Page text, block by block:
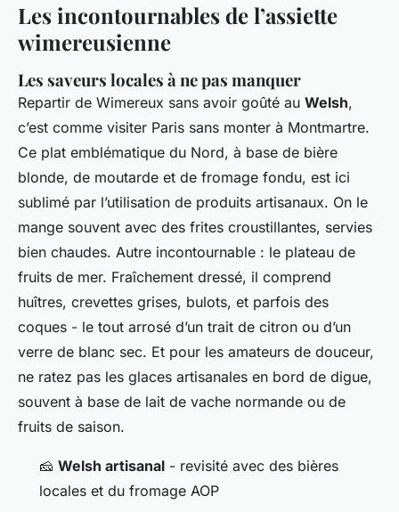
Les incontournables de l’assiette
wimereusienne
Les saveurs locales à ne pas manquer
Repartir de Wimereux sans avoir goûté au Welsh,
c’est comme visiter Paris sans monter à Montmartre.
Ce plat emblématique du Nord, à base de bière
blonde, de moutarde et de fromage fondu, est ici
sublimé par l’utilisation de produits artisanaux. On le
mange souvent avec des frites croustillantes, servies
bien chaudes. Autre incontournable : le plateau de
fruits de mer. Fraîchement dressé, il comprend
huîtres, crevettes grises, bulots, et parfois des
coques - le tout arrosé d’un trait de citron ou d’un
verre de blanc sec. Et pour les amateurs de douceur,
ne ratez pas les glaces artisanales en bord de digue,
souvent à base de lait de vache normande ou de
fruits de saison.
🧀 Welsh artisanal - revisité avec des bières
locales et du fromage AOP